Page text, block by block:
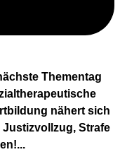
Thementag
nähert sich
Strafe